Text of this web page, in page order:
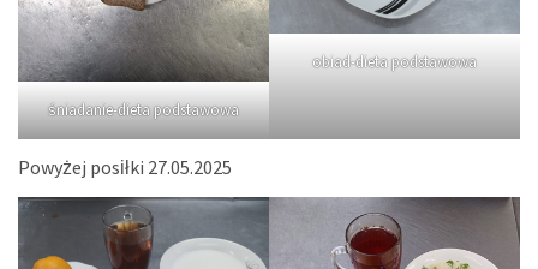
śniadanie-dieta podstawowa
obiad-dieta podstawowa
Powyżej posiłki 27.05.2025